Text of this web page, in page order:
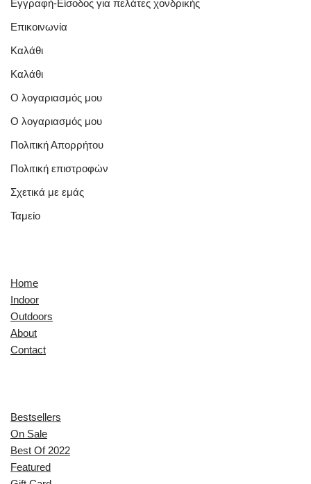
Εγγραφή-Είσοδος για πελάτες χονδρικής
Επικοινωνία
Καλάθι
Καλάθι
Ο λογαριασμός μου
Ο λογαριασμός μου
Πολιτική Απορρήτου
Πολιτική επιστροφών
Σχετικά με εμάς
Ταμείο
Home
Indoor
Outdoors
About
Contact
Bestsellers
On Sale
Best Of 2022
Featured